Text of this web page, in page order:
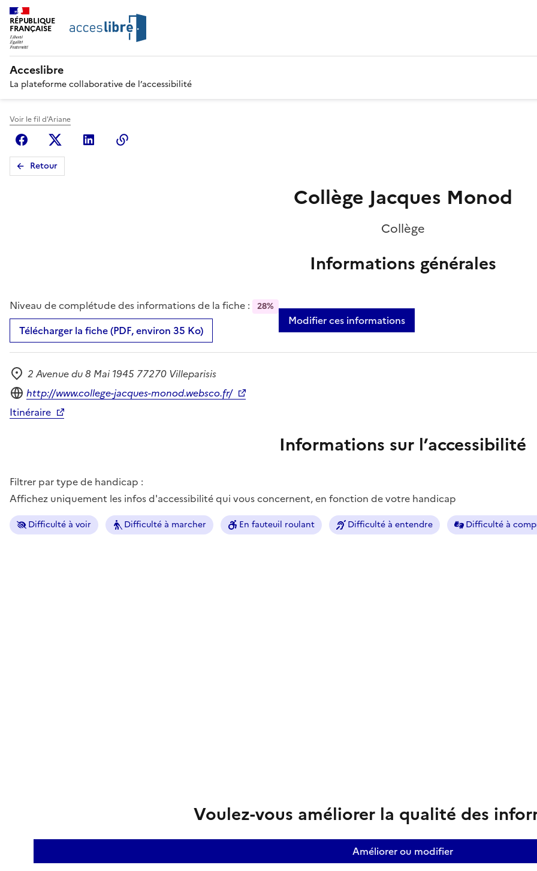
RÉPUBLIQUE
FRANÇAISE
Acceslibre
La plateforme collaborative de l’accessibilité
Voir le fil d'Ariane
FacebookX (anciennement Twitter)
Linkedin
Retour
Collège Jacques Monod
Collège
Informations générales
Niveau de complétude des informations de la fiche : 28%
Télécharger la fiche (PDF, environ 35 Ko)
Modifier ces informations
Adresse
2 Avenue du 8 Mai 1945 77270 Villeparisis
Site internet
http://www.college-jacques-monod.websco.fr/
Itinéraire
Informations sur l’accessibilité
Filtrer par type de handicap :
Affichez uniquement les infos d'accessibilité qui vous concernent, en fonction de votre handicap
Difficulté à voir Difficulté à marcher En fauteuil roulant Difficulté à entendre Difficulté à
Voulez-vous améliorer la qualité des
Améliorer ou modifier